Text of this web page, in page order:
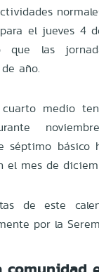
el jueves 4
que las
año.
medio
séptimo básico
el mes de
de este
por la